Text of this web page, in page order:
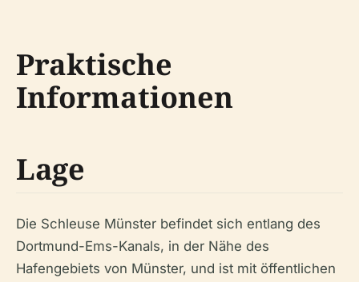
Praktische
Informationen
Lage
Die Schleuse Münster befindet sich entlang des
Dortmund-Ems-Kanals, in der Nähe des
Hafengebiets von Münster, und ist mit öffentlichen